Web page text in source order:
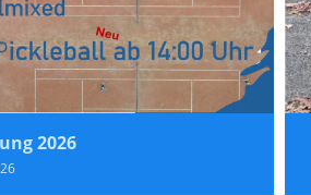
2026